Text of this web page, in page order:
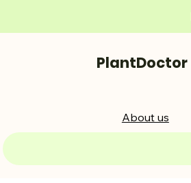
PlantDoctor
About us